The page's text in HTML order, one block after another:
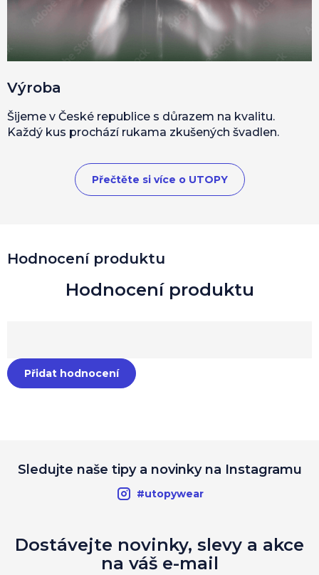
Hodnocení produktu
Přidat hodnocení
Výroba
Šijeme v České republice s důrazem na kvalitu.
Každý kus prochází rukama zkušených švadlen.
Přečtěte si více o UTOPY
Sledujte naše tipy a novinky na Instagramu
#utopywear
Dostávejte novinky, slevy a akce
na váš e-mail